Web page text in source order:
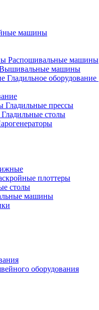
машины
Распошивальные машины
машины
Гладильное оборудование
Гладильные прессы
Гладильные столы
плоттеры
столы
машины
оборудования